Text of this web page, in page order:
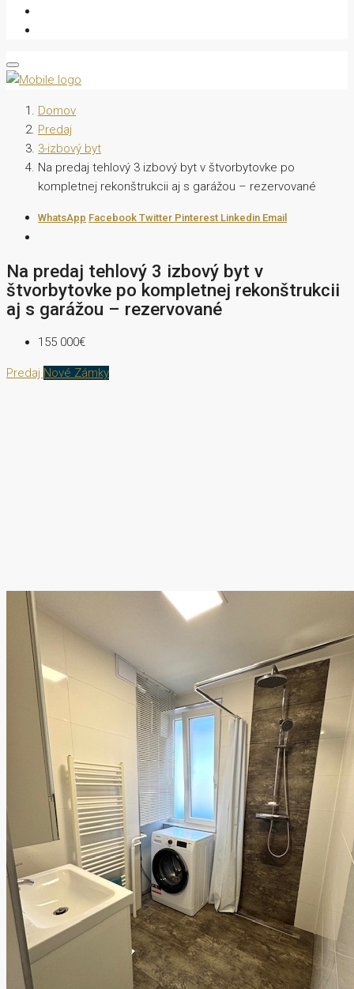
Domov
Predaj
3-izbový byt
Na predaj tehlový 3 izbový byt v štvorbytovke po
kompletnej rekonštrukcii aj s garážou – rezervované
WhatsApp Facebook Twitter Pinterest Linkedin Email
Na predaj tehlový 3 izbový byt v
štvorbytovke po kompletnej rekonštrukcii
aj s garážou – rezervované
155 000€
Predaj Nové Zámky